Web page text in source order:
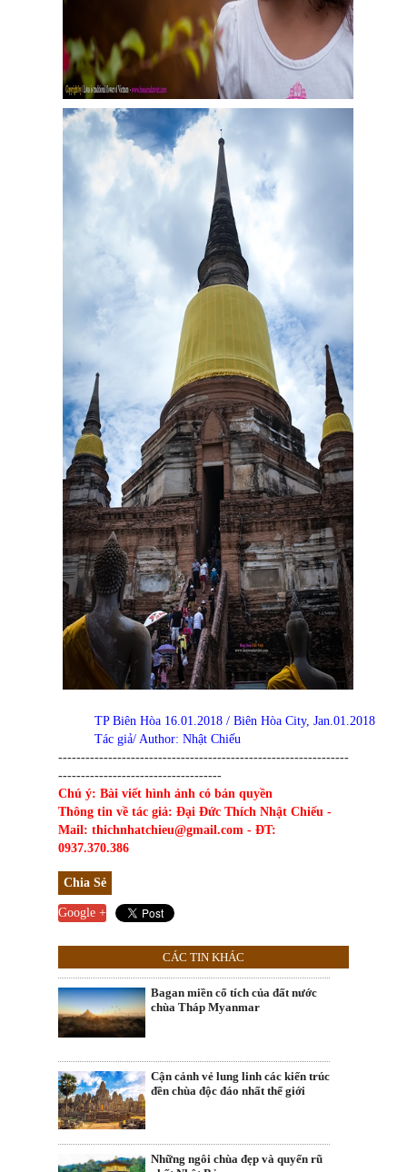
TP Biên Hòa 16.01.2018 / Biên Hòa City, Jan.01.2018
Tác giả/ Author: Nhật Chiếu
----------------------------------------------------------------
------------------------------------
Chú ý: Bài viết hình ảnh có bản quyền
Thông tin về tác giả: Đại Đức Thích Nhật Chiếu -
Mail: thichnhatchieu@gmail.com - ĐT:
0937.370.386
Chia Sẻ
Google +
CÁC TIN KHÁC
Bagan miền cổ tích của đất nước
chùa Tháp Myanmar
Cận cảnh vẻ lung linh các kiến trúc
đền chùa độc đáo nhất thế giới
Những ngôi chùa đẹp và quyến rũ